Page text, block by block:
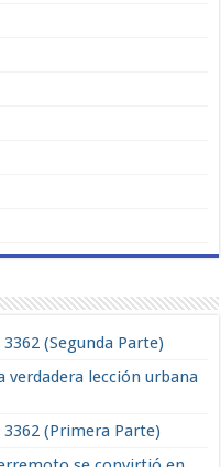
(Segunda Parte)
verdadera lección urbana
(Primera Parte)